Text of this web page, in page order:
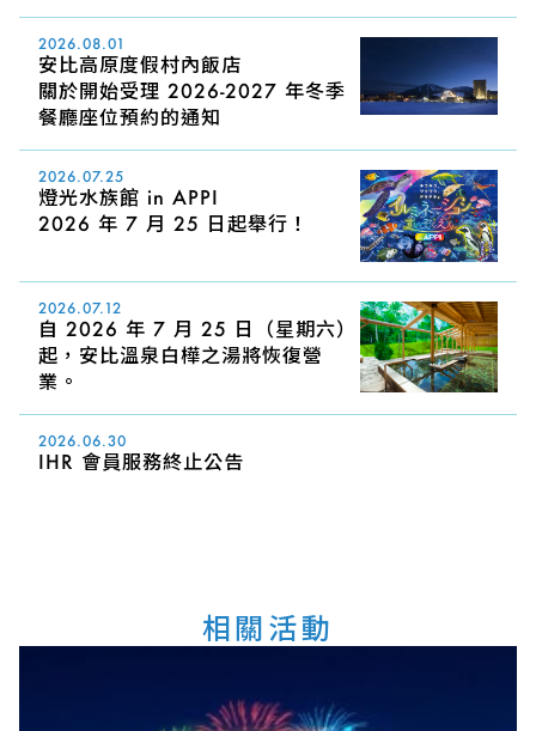
2026.08.01
安比高原度假村內飯店
關於開始受理 2026-2027 年冬季
餐廳座位預約的通知
2026.07.25
燈光水族館 in APPI
2026 年 7 月 25 日起舉行！
2026.07.12
自 2026 年 7 月 25 日（星期六）
起，安比溫泉白樺之湯將恢復營
業。
2026.06.30
IHR 會員服務終止公告
相關活動